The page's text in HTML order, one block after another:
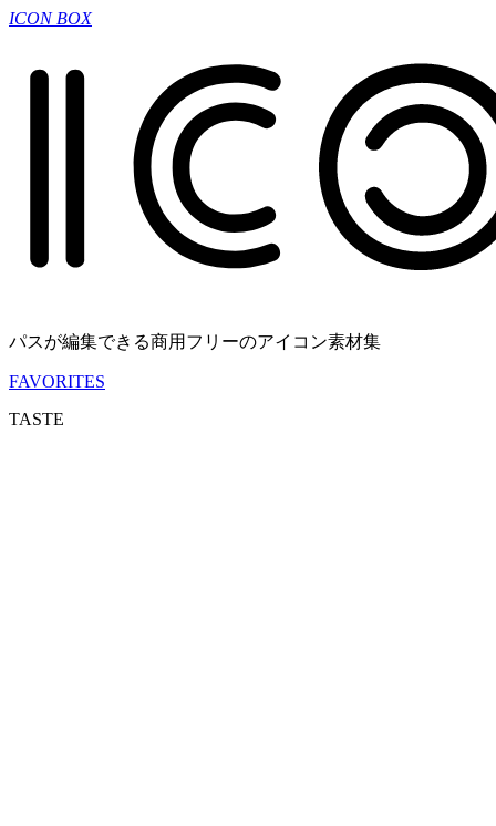
ICON BOX
パスが編集できる商用フリーのアイコン素材集
FAVORITES
TASTE